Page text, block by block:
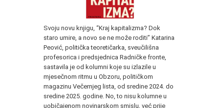
Svoju novu knjigu, “Kraj kapitalizma? Dok
staro umire, a novo se ne može roditi” Katarina
Peović, politička teoretičarka, sveučilišna
profesorica i predsjednica Radničke fronte,
sastavila je od kolumni koje su izlazile u
mjesečnom ritmu u Obzoru, političkom
magazinu Večernjeg lista, od sredine 2024. do
sredine 2025. godine. No, to nisu kolumne u
uobičajenom novinarskom smislu, već prije